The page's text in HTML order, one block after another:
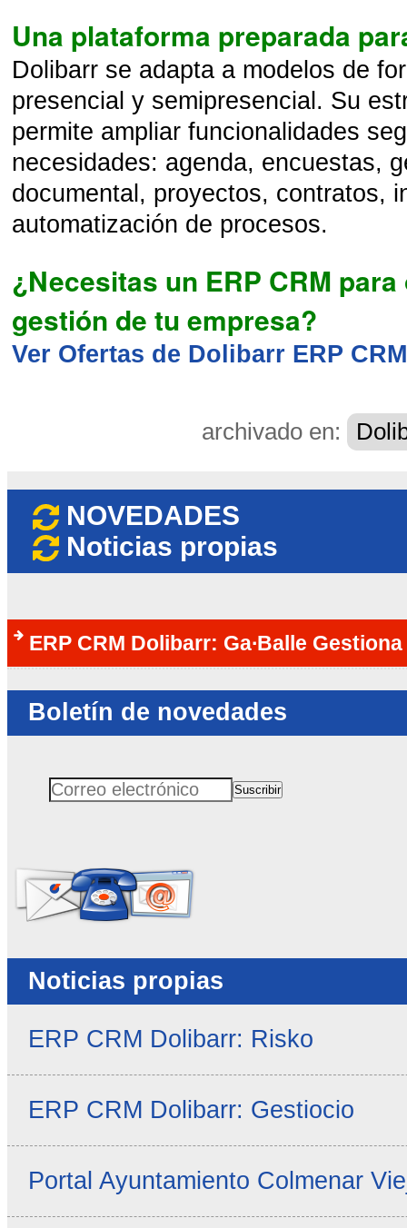
Una plataforma preparada
Dolibarr se adapta a modelos de
presencial y semipresencial. Su
permite ampliar funcionalidades
necesidades: agenda, encuestas,
documental, proyectos, contratos,
automatización de procesos.
¿Necesitas un ERP CRM
gestión de tu empresa?
Ver Ofertas de Dolibarr ERP CRM
archivado en:
NOVEDADES
Noticias propias
ERP CRM Dolibarr: Ga∙Balle
Boletín de novedades
Correo electrónicoSuscribir
Noticias propias
ERP CRM Dolibarr: Risko
ERP CRM Dolibarr: Gestiocio
Portal Ayuntamiento Colmenar